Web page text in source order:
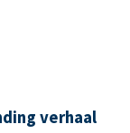
verhaal